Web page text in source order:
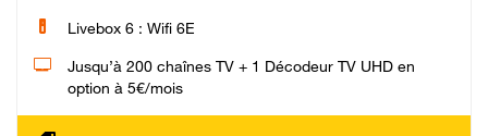
Livebox 6 : Wifi 6E
Jusqu’à 200 chaînes TV + 1 Décodeur TV UHD en
option à 5€/mois